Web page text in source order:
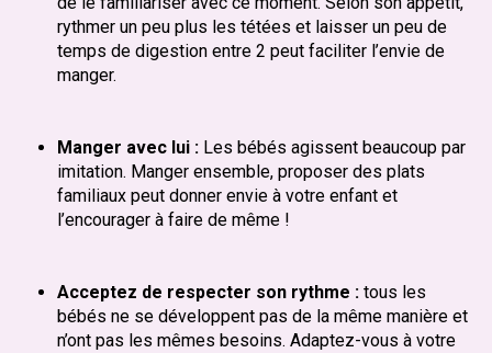
rythmer un peu plus les tétées et laisser un peu de
temps de digestion entre 2 peut faciliter l’envie de
manger.
Manger avec lui : Les bébés agissent beaucoup par
imitation. Manger ensemble, proposer des plats
familiaux peut donner envie à votre enfant et
l’encourager à faire de même !
Acceptez de respecter son rythme : tous les
bébés ne se développent pas de la même manière et
n’ont pas les mêmes besoins. Adaptez-vous à votre